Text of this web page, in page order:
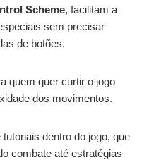
Scheme, facilitam a
sem precisar
de botões.
quem quer curtir o jogo
dos movimentos.
dentro do jogo, que
combate até estratégias